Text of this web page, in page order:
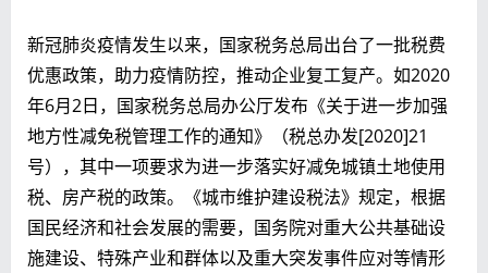
新冠肺炎疫情发生以来，国家税务总局出台了一批税费
优惠政策，助力疫情防控，推动企业复工复产。如2020
年6月2日，国家税务总局办公厅发布《关于进一步加强
地方性减免税管理工作的通知》（税总办发[2020]21
号），其中一项要求为进一步落实好减免城镇土地使用
税、房产税的政策。《城市维护建设税法》规定，根据
国民经济和社会发展的需要，国务院对重大公共基础设
施建设、特殊产业和群体以及重大突发事件应对等情形